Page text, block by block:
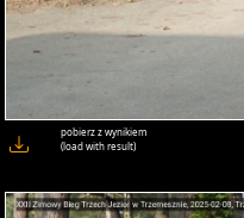
pobierz z wynikiem
(load with result)